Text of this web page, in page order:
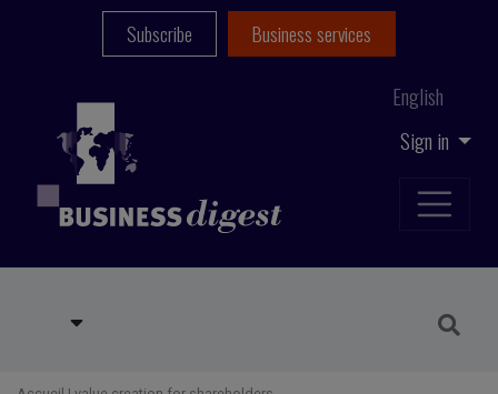
Sign in
English
Subscribe Business services